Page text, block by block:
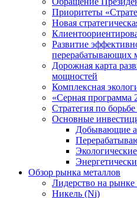
Приоритеты
Новая
Развитие
перерабатывающих
Дорожная карта
мощностей
Комплексная
«Серная программа
Стратегия по
Основные
Добывающие
Обзор рынка металлов
Лидерство на рынке
Никель (Ni)